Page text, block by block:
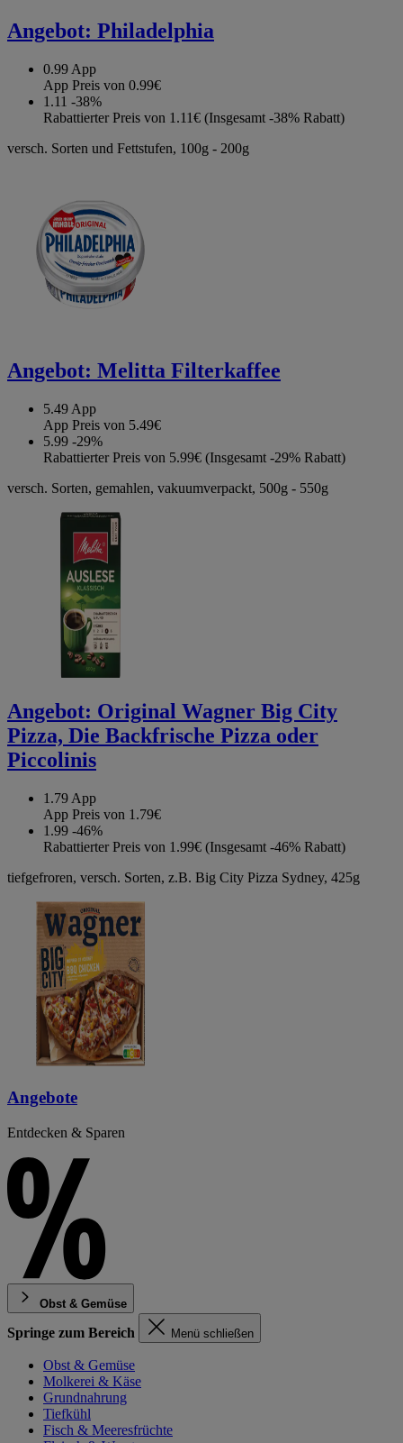
Angebot: Philadelphia
0.99 App
App Preis von 0.99€
1.11 -38%
Rabattierter Preis von 1.11€ (Insgesamt -38% Rabatt)
versch. Sorten und Fettstufen, 100g - 200g
Angebot: Melitta Filterkaffee
5.49 App
App Preis von 5.49€
5.99 -29%
Rabattierter Preis von 5.99€ (Insgesamt -29% Rabatt)
versch. Sorten, gemahlen, vakuumverpackt, 500g - 550g
Angebot: Original Wagner Big City
Pizza, Die Backfrische Pizza oder
Piccolinis
1.79 App
App Preis von 1.79€
1.99 -46%
Rabattierter Preis von 1.99€ (Insgesamt -46% Rabatt)
tiefgefroren, versch. Sorten, z.B. Big City Pizza Sydney, 425g
Angebote
Entdecken & Sparen
Obst & Gemüse
Springe zum Bereich Menü schließen
Obst & Gemüse
Molkerei & Käse
Grundnahrung
Tiefkühl
Fisch & Meeresfrüchte